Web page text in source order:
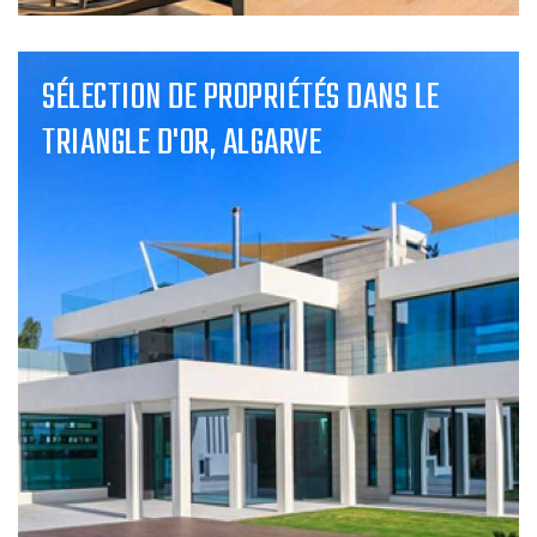
SÉLECTION DE PROPRIÉTÉS DANS LE
TRIANGLE D'OR, ALGARVE